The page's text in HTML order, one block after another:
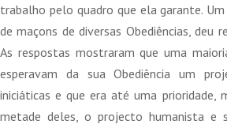
trabalho pelo quadro que ela garante.
de maçons de diversas Obediências, deu
As respostas mostraram que uma
esperavam da sua Obediência um
iniciáticas e que era até uma prioridade,
metade deles, o projecto humanista e